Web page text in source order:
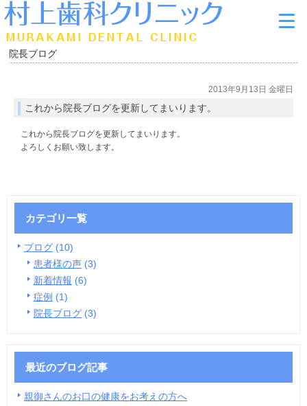
院長ブログ
2013年9月13日 金曜日
これから院長ブログを更新してまいります。
これから院長ブログを更新してまいります。
よろしくお願い致します。
カテゴリ一覧
ブログ (10)
患者様の声 (3)
新着情報 (6)
症例 (1)
院長ブログ (3)
最近のブログ記事
親御さんのお口の健康をお考えの方へ